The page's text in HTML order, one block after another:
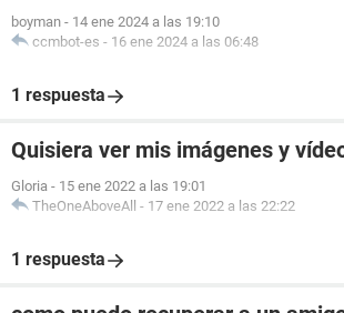
boyman - 14 ene 2024 a las 19:10
ccmbot-es - 16 ene 2024 a las 06:48
1 respuesta
Quisiera ver mis imágenes y
Gloria - 15 ene 2022 a las 19:01
TheOneAboveAll - 17 ene 2022 a las 22:22
1 respuesta